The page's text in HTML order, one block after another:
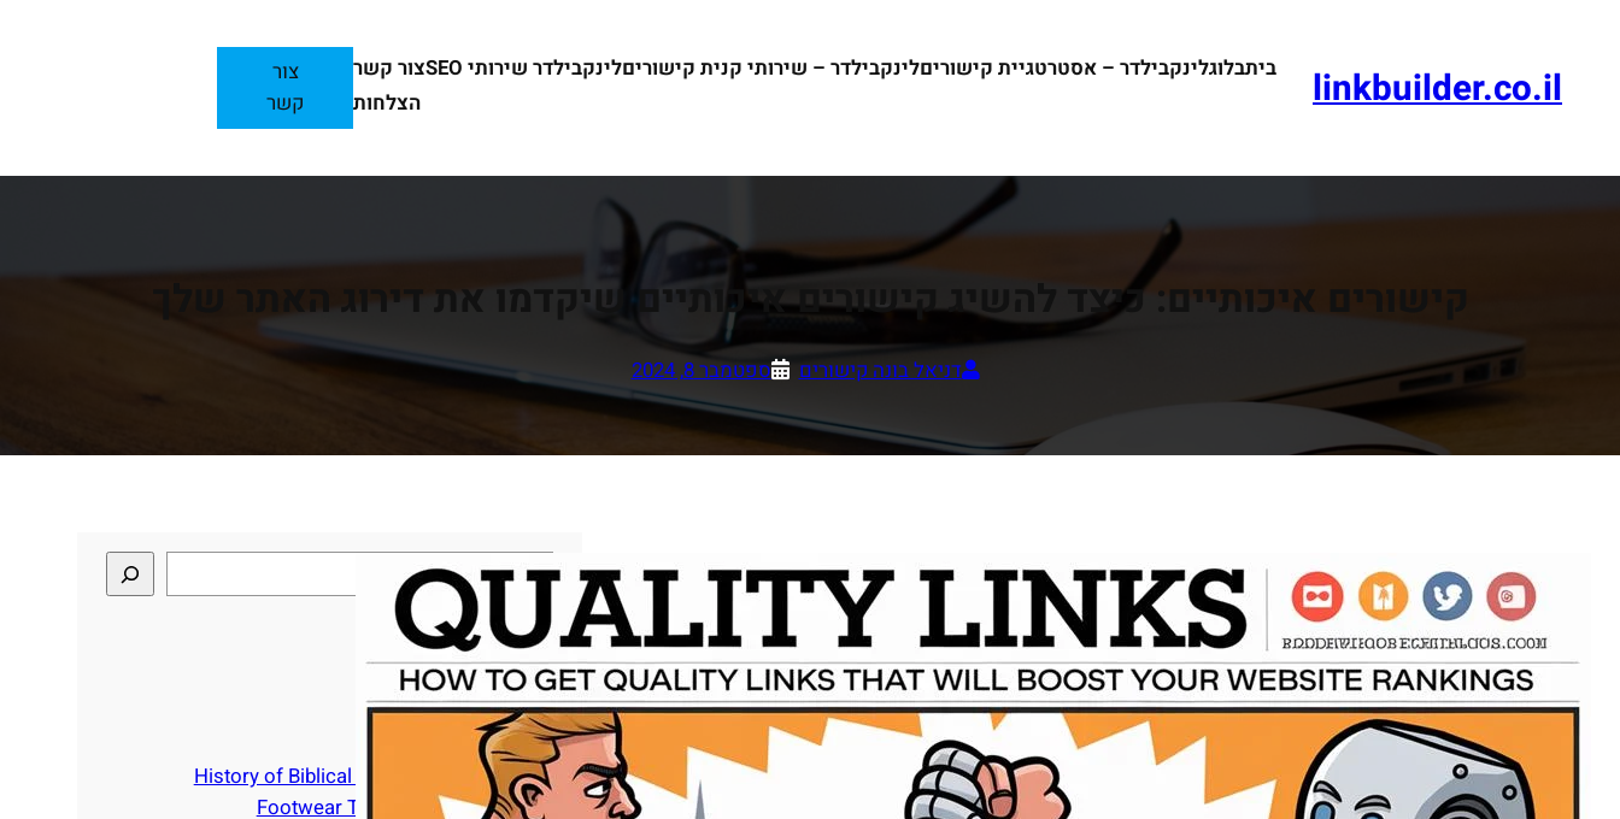
linkbuilder.co.il ביתבלוגלינקבילדר – אסטרטגיית קישוריםלינקבילדר – שירותי קנית קישוריםלינקבילדר שירותי SEO
צור קשר
הצלחות
צור
קשר
קישורים איכותיים: כיצד להשיג קישורים איכותיים שיקדמו את דירוג האתר שלך
דניאל בונה קישורים ספטמבר 8, 2024
S
a
r
c
h
פוסטים אחרונים
History of Biblical Sandals: Ancient
Footwear Through the Ages